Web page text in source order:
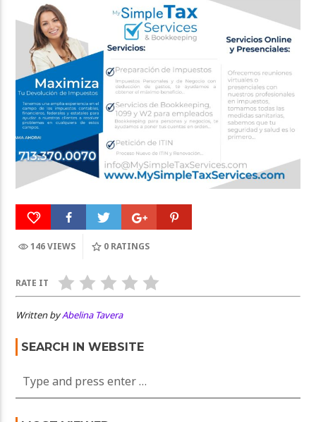
146 VIEWS 0 RATINGS
RATE IT
Written byAbelina Tavera
SEARCH IN WEBSITE